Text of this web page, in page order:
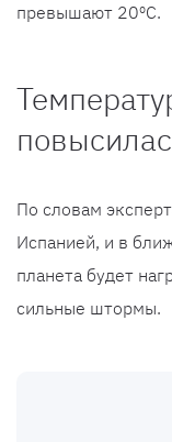
превышают 20ºC.
По словам
Испанией, и в
планета будет
сильные штормы.